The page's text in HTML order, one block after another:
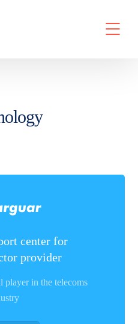
center for
provider
in the telecoms